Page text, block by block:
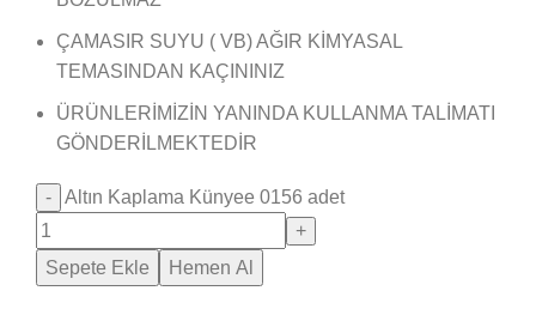
ÇAMASIR SUYU ( VB) AĞIR KİMYASAL
TEMASINDAN KAÇININIZ
ÜRÜNLERİMİZİN YANINDA KULLANMA TALİMATI
GÖNDERİLMEKTEDİR
Altın Kaplama Künyee 0156 adet
Sepete Ekle Hemen Al